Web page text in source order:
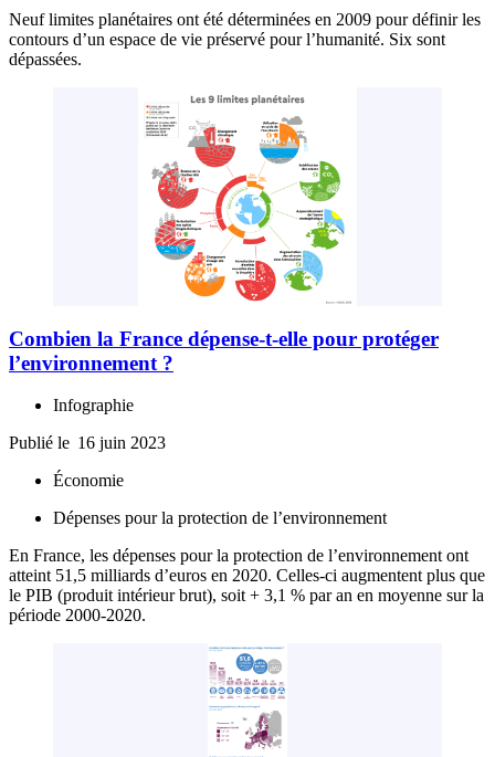
Neuf limites planétaires ont été déterminées en 2009 pour définir les
contours d’un espace de vie préservé pour l’humanité. Six sont
dépassées.
Combien la France dépense-t-elle pour protéger
l’environnement ?
Infographie
Publié le 16 juin 2023
Économie
Dépenses pour la protection de l’environnement
En France, les dépenses pour la protection de l’environnement ont
atteint 51,5 milliards d’euros en 2020. Celles-ci augmentent plus que
le PIB (produit intérieur brut), soit + 3,1 % par an en moyenne sur la
période 2000-2020.